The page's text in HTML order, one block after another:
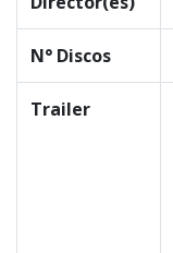
N° Discos
Trailer